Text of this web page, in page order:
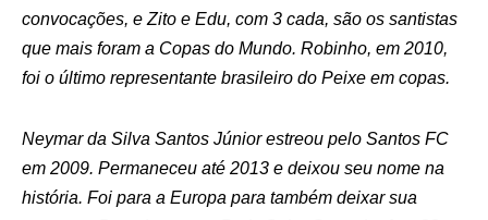
convocações, e Zito e Edu, com 3 cada, são os santistas
que mais foram a Copas do Mundo. Robinho, em 2010,
foi o último representante brasileiro do Peixe em copas.
Neymar da Silva Santos Júnior estreou pelo Santos FC
em 2009. Permaneceu até 2013 e deixou seu nome na
história. Foi para a Europa para também deixar sua